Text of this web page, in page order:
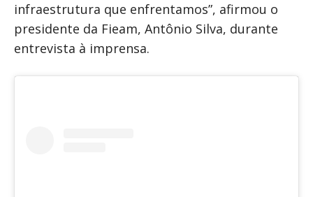
infraestrutura que enfrentamos”, afirmou o
presidente da Fieam, Antônio Silva, durante
entrevista à imprensa.